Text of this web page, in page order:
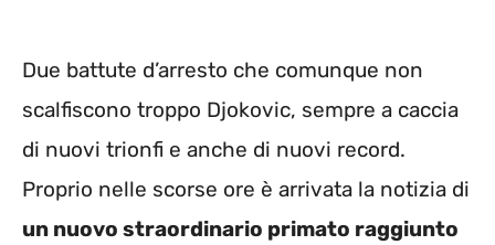
Due battute d’arresto che comunque non
scalfiscono troppo Djokovic, sempre a caccia
di nuovi trionfi e anche di nuovi record.
Proprio nelle scorse ore è arrivata la notizia di
un nuovo straordinario primato raggiunto